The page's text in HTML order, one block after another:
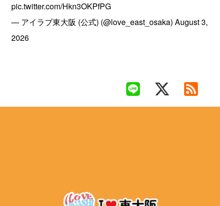
pic.twitter.com/Hkn3OKPfPG
— アイラブ東大阪 (公式) (@love_east_osaka)August 3,
2026